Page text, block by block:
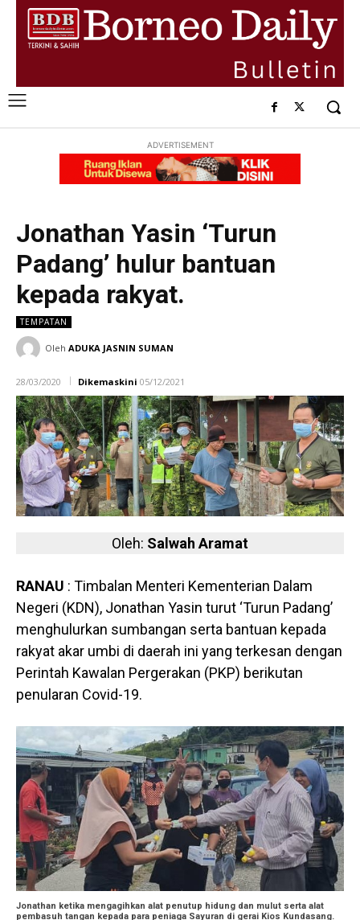
ADVERTISEMENT
Jonathan Yasin ‘Turun
Padang’ hulur bantuan
kepada rakyat.
TEMPATAN
Oleh ADUKA JASNIN SUMAN
28/03/2020 Dikemaskini 05/12/2021
Oleh: Salwah Aramat
RANAU : Timbalan Menteri Kementerian Dalam
Negeri (KDN), Jonathan Yasin turut ‘Turun Padang’
menghulurkan sumbangan serta bantuan kepada
rakyat akar umbi di daerah ini yang terkesan dengan
Perintah Kawalan Pergerakan (PKP) berikutan
penularan Covid-19.
Jonathan ketika mengagihkan alat penutup hidung dan mulut serta alat
pembasuh tangan kepada para peniaga Sayuran di gerai Kios Kundasang.